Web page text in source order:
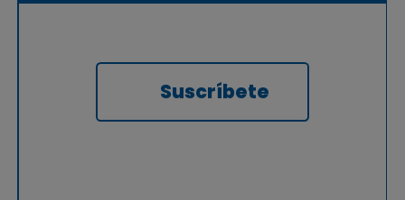
Suscríbete